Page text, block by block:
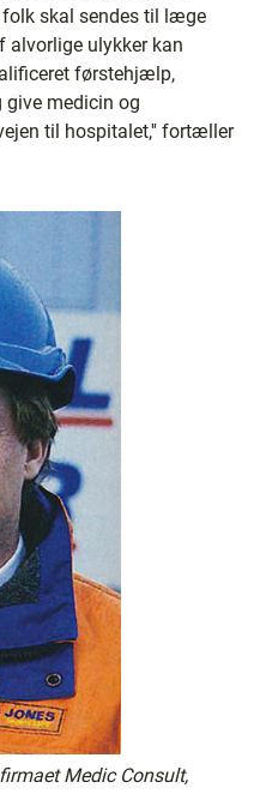
folk skal sendes til læge
ulykker kan
førstehjælp,
medicin og
til hospitalet,'' fortæller
Medic Consult,